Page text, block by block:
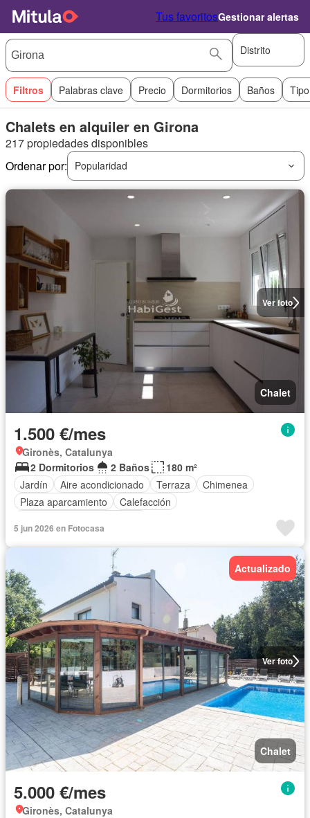
Tus favoritosGestionar alertas
Distrito
Filtros Palabras clave Precio Dormitorios Baños
Chalets en alquiler en Girona
217 propiedades disponibles
Ordenar por:
Popularidad
Ver foto
Chalet
1.500 €/mes
Gironès, Catalunya
2 Dormitorios
2 Baños
180 m²
Jardín
Aire acondicionado Terraza
Chimenea
Plaza aparcamiento
Calefacción
5 jun 2026 en Fotocasa
Ver foto
Actualizado
Chalet
5.000 €/mes
Gironès, Catalunya